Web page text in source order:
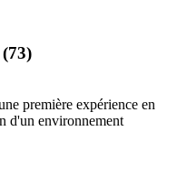
première expérience en
d'un environnement